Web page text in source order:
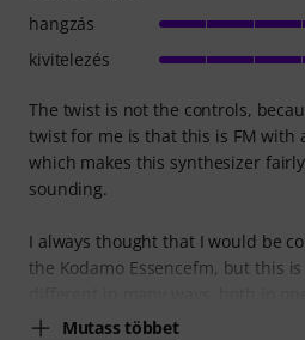
The twist is not the controls,
twist for me is that this is FM with
which makes this synthesizer
sounding.
I always thought that I would be
the Kodamo Essencefm, but this
Mutass többet
hangzás
kivitelezés